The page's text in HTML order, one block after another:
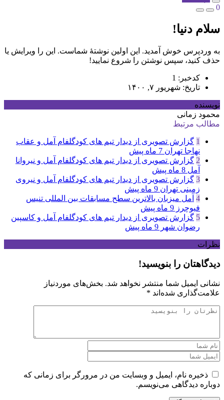
0
سلام دنیا!
به وردپرس خوش آمدید. این اولین نوشتهٔ شماست. این را ویرایش یا
حذف کنید، سپس نوشتن را شروع نمایید!
کدخبر: 1
تاریخ: شهریور ۷, ۱۴۰۰
نویسنده
محمود زمانی
مطالب مرتبط
1 گزارش تصویری از دیدار تیم های کودگلفام آمل و عقاب
نهاجا تهران 7 ماه پیش
2 گزارش تصویری از دیدار تیم های کودگلفام آمل و نیروانا
آمل 8 ماه پیش
3 گزارش تصویری از دیدار تیم های کودگلفام آمل و نیروی
زمینی تهران 9 ماه پیش
4 آمل میزبان بالاترین سطح مسابقات بین المللی تنیس
فیوچرز 9 ماه پیش
5 گزارش تصویری از دیدار تیم های کودگلفام آمل و کاسپین
رضوان شهر 9 ماه پیش
نظرات
دیدگاهتان را بنویسید!
نشانی ایمیل شما منتشر نخواهد شد. بخش‌های موردنیاز
علامت‌گذاری شده‌اند *
ذخیره نام، ایمیل و وبسایت من در مرورگر برای زمانی که
دوباره دیدگاهی می‌نویسم.